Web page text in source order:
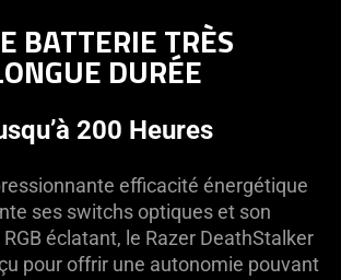
BATTERIE TRÈS
DURÉE
200 Heures
efficacité énergétique
ses switchs optiques et son
éclatant, le Razer DeathStalker
pour offrir une autonomie pouvant